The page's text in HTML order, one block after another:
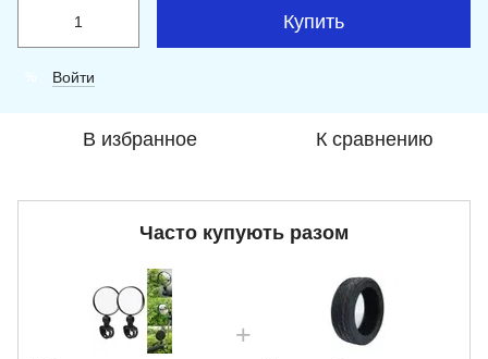
Купить
Войти
В избранное К сравнению
Часто купують разом